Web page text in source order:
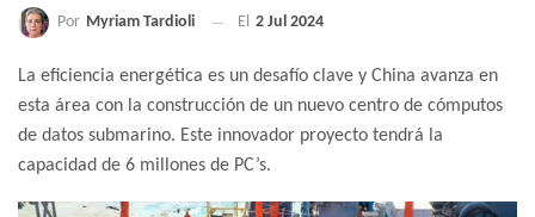
Por Myriam Tardioli El 2 Jul 2024
La eficiencia energética es un desafío clave y China avanza en
esta área con la construcción de un nuevo centro de cómputos
de datos submarino. Este innovador proyecto tendrá la
capacidad de 6 millones de PC’s.